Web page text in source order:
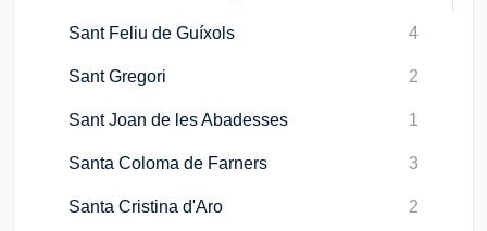
Sant Feliu de Guíxols 4
Sant Gregori 2
Sant Joan de les Abadesses 1
Santa Coloma de Farners 3
Santa Cristina d'Aro 2